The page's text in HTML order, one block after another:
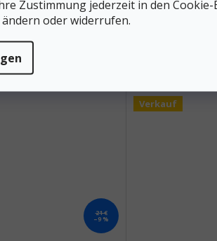
Zustimmung jederzeit in den
oder widerrufen.
21 €
–9 %
Verkauf